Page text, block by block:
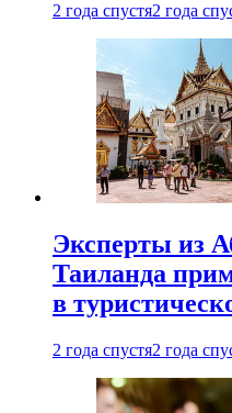
2 года спустя2 года
Эксперты из
Таиланда
в
2 года спустя2 года